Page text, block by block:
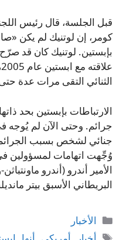
قبل الجلسة، قال رئيس
كومر، إن لوتنيك لم يكن
بإبستين. لوتنيك كان قد
الثنائي التقى مرات عدة حتى
الارتباطات بإبستين بحد
جرائم. وحتى الآن لم يُوجه
جنائي لشخص بسبب
وُجِّهت اتهامات لمسؤولين
الأمير أندرو (أندرو
البريطاني الأسبق بيتر
التصنيفات
الأخبار
الوسوم